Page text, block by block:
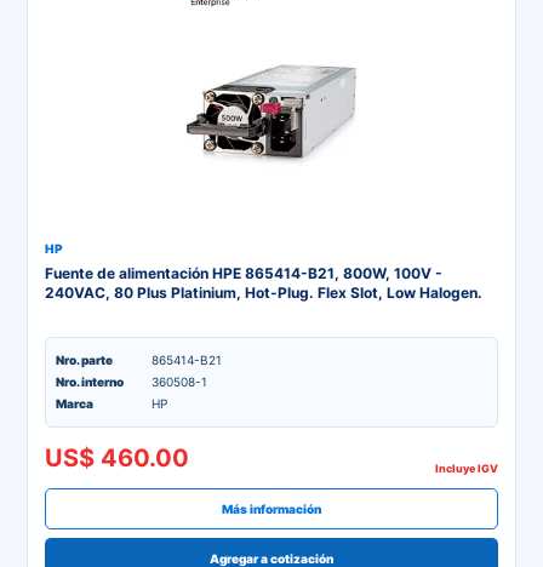
HP
Fuente de alimentación HPE 865414-B21, 800W, 100V -
240VAC, 80 Plus Platinium, Hot-Plug. Flex Slot, Low Halogen.
Nro. parte
865414-B21
Nro. interno
360508-1
Marca
HP
US$ 460.00 Incluye IGV
Más información
Agregar a cotización